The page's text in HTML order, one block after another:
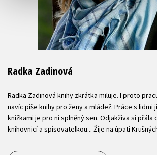
Radka Zadinová
Radka Zadinová knihy zkrátka miluje. I proto
navíc píše knihy pro ženy a mládež. Práce s lidmi
knížkami je pro ni splněný sen. Odjakživa si přála
knihovnicí a spisovatelkou... Žije na úpatí